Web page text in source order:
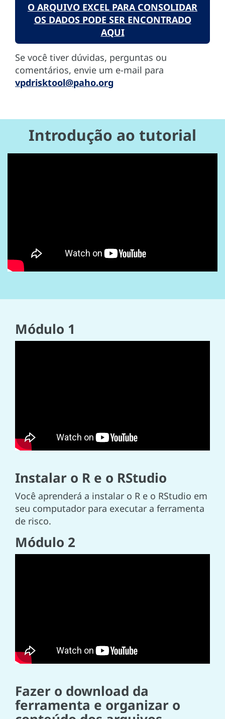
O ARQUIVO EXCEL PARA CONSOLIDAR
OS DADOS PODE SER ENCONTRADO
AQUI
Se você tiver dúvidas, perguntas ou
comentários, envie um e-mail para
vpdrisktool@paho.org
Introdução ao tutorial
Módulo 1
Instalar o R e o RStudio
Você aprenderá a instalar o R e o RStudio em
seu computador para executar a ferramenta
de risco.
Módulo 2
Fazer o download da
ferramenta e organizar o